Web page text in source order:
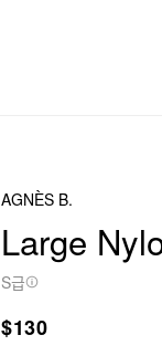
AGNÈS B.
Large
S급
$130